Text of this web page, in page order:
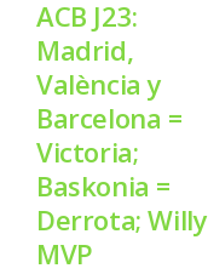
FIBA
OTROS
FORMACIÓN
NBA
ACB J23:
Madrid,
València y
Barcelona =
Victoria;
Baskonia =
Derrota; Willy
MVP